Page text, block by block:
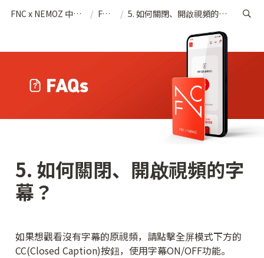
FNC x NEMOZ 中文(繁) / FAQs / 5. 如何關閉、開啟視頻的字幕？
5. 如何關閉、開啟視頻的字
幕？
如果想觀看沒有字幕的原視頻，請點擊全屏模式下方的
CC(Closed Caption)按鈕，使用字幕ON/OFF功能。